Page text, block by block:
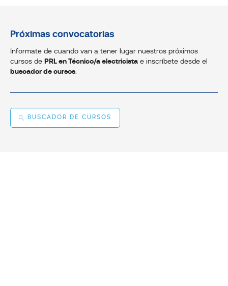
Próximas convocatorias
Informate de cuando van a tener lugar nuestros próximos
cursos de PRL en Técnico/a electricista e inscríbete desde el
buscador de cursos.
BUSCADOR DE CURSOS